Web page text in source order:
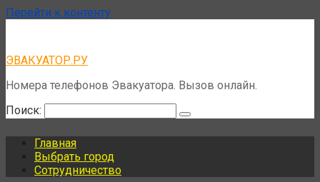
Перейти к контенту
ЭВАКУАТОР.РУ
Номера телефонов Эвакуатора. Вызов онлайн.
Поиск:
Главная
Выбрать город
Сотрудничество